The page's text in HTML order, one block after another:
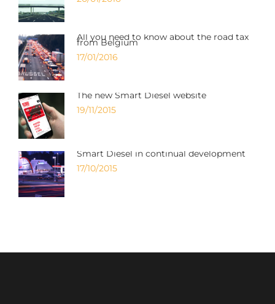
All you need to know about the road tax
from Belgium
17/01/2016
The new Smart Diesel website
19/11/2015
Smart Diesel in continual development
17/10/2015